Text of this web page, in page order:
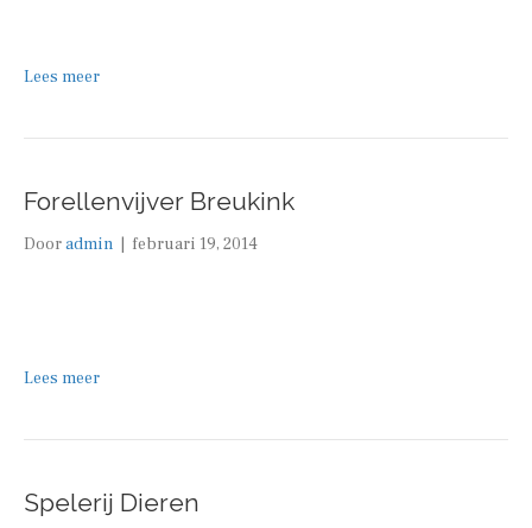
Lees meer
Forellenvijver Breukink
Dooradmin | februari 19, 2014
Lees meer
Spelerij Dieren